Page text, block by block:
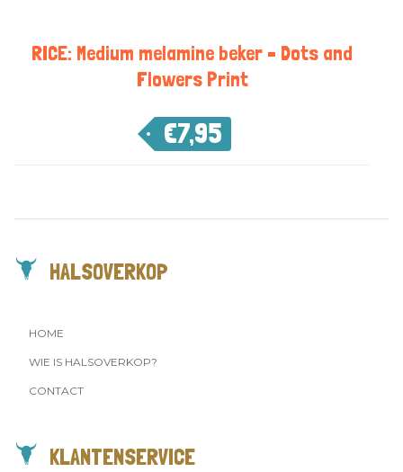
RICE: Medium melamine beker – Dots and
Flowers Print
€7,95
HALSOVERKOP
HOME
WIE IS HALSOVERKOP?
CONTACT
KLANTENSERVICE